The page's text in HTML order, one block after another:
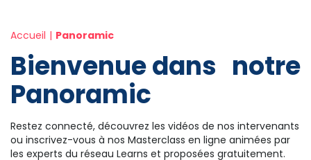
Accueil Panoramic
Bienvenue dans notre
Panoramic
Restez connecté, découvrez les vidéos de nos intervenants
ou inscrivez-vous à nos Masterclass en ligne animées par
les experts du réseau Learns et proposées gratuitement.